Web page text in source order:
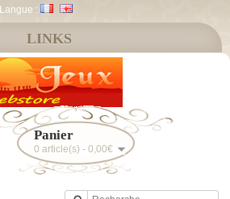
Langue :
Panier
0 article(s) - 0,00€
LINKS